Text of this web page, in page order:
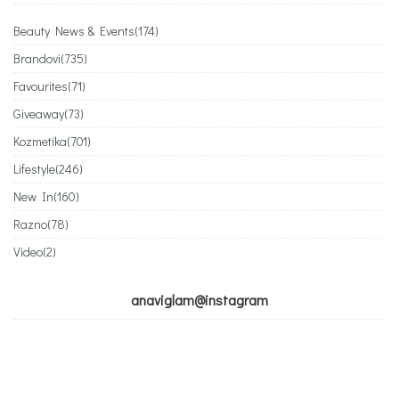
Beauty News & Events(174)
Brandovi(735)
Favourites(71)
Giveaway(73)
Kozmetika(701)
Lifestyle(246)
New In(160)
Razno(78)
Video(2)
anaviglam@instagram